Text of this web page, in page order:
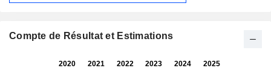
Compte de Résultat et Estimations